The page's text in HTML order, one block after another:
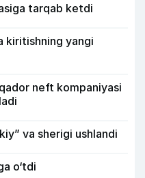
tarqab ketdi
kiritishning yangi
neft kompaniyasi
va sherigi ushlandi
o‘tdi